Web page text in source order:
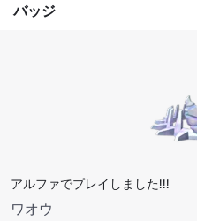
バッジ
アルファでプレイしました!!!
ワオウ